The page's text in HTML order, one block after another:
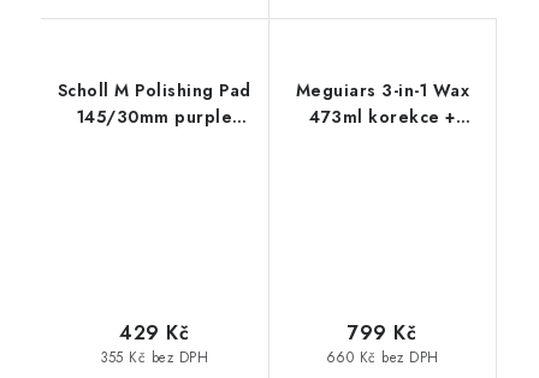
Scholl M Polishing Pad
145/30mm purple
355 Kč bez DPH
429 Kč
Meguiars 3-in-1 Wax
473ml korekce +
660 Kč bez DPH
799 Kč